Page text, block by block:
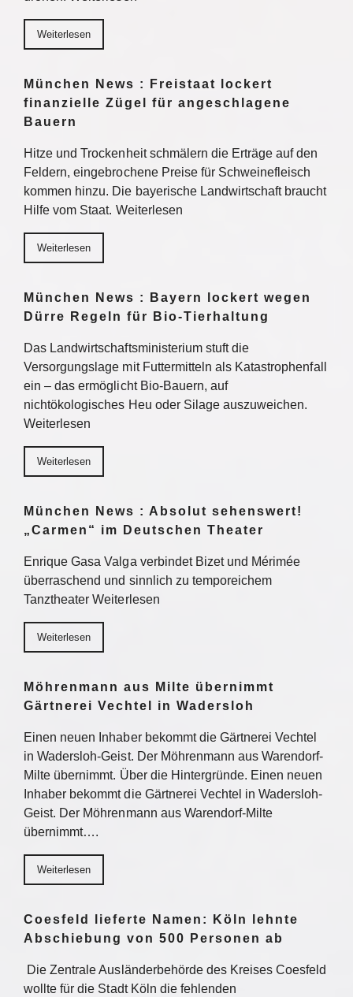
Weiterlesen
München News : Freistaat lockert
finanzielle Zügel für angeschlagene
Bauern
Hitze und Trockenheit schmälern die Erträge auf den
Feldern, eingebrochene Preise für Schweinefleisch
kommen hinzu. Die bayerische Landwirtschaft braucht
Hilfe vom Staat. Weiterlesen
Weiterlesen
München News : Bayern lockert wegen
Dürre Regeln für Bio-Tierhaltung
Das Landwirtschaftsministerium stuft die
Versorgungslage mit Futtermitteln als Katastrophenfall
ein – das ermöglicht Bio-Bauern, auf
nichtökologisches Heu oder Silage auszuweichen.
Weiterlesen
Weiterlesen
München News : Absolut sehenswert!
„Carmen“ im Deutschen Theater
Enrique Gasa Valga verbindet Bizet und Mérimée
überraschend und sinnlich zu temporeichem
Tanztheater Weiterlesen
Weiterlesen
Möhrenmann aus Milte übernimmt
Gärtnerei Vechtel in Wadersloh
Einen neuen Inhaber bekommt die Gärtnerei Vechtel
in Wadersloh-Geist. Der Möhrenmann aus Warendorf-
Milte übernimmt. Über die Hintergründe. Einen neuen
Inhaber bekommt die Gärtnerei Vechtel in Wadersloh-
Geist. Der Möhrenmann aus Warendorf-Milte
übernimmt….
Weiterlesen
Coesfeld lieferte Namen: Köln lehnte
Abschiebung von 500 Personen ab
Die Zentrale Ausländerbehörde des Kreises Coesfeld
wollte für die Stadt Köln die fehlenden